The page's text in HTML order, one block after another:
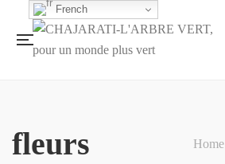
fleurs Home
French